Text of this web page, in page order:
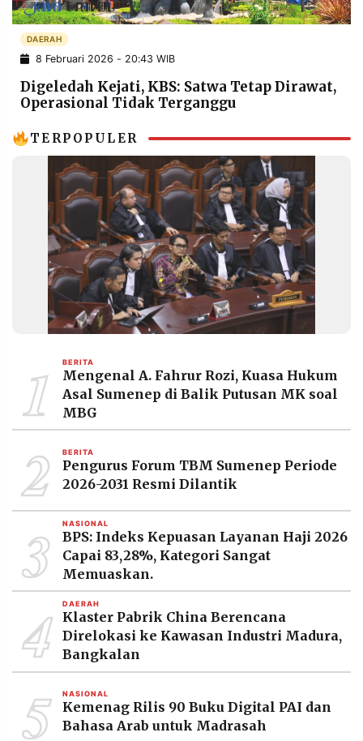
POLICY WARGA
INFORMASI
IKLAN TULISAN
PENGADUAN TERM
OF
SERVICE
IKUTI
RESOLUSI
PRAMUDITA
Resolusi.co
-
2026
PT.
RESOLUSI
MEDIA
PRAMUDITA
DAERAH
8 Februari 2026 - 20:43 WIB
Digeledah Kejati, KBS: Satwa Tetap Dirawat,
Operasional Tidak Terganggu
TERPOPULER
1 BERITA
Mengenal A. Fahrur Rozi, Kuasa Hukum
Asal Sumenep di Balik Putusan MK soal
MBG
2 BERITA
Pengurus Forum TBM Sumenep Periode
2026-2031 Resmi Dilantik
3 NASIONAL
BPS: Indeks Kepuasan Layanan Haji 2026
Capai 83,28%, Kategori Sangat
Memuaskan.
4 DAERAH
Klaster Pabrik China Berencana
Direlokasi ke Kawasan Industri Madura,
Bangkalan
5 NASIONAL
Kemenag Rilis 90 Buku Digital PAI dan
Bahasa Arab untuk Madrasah